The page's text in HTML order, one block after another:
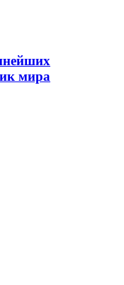
мира